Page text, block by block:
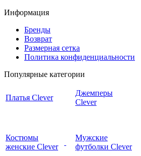
Информация
Бренды
Возврат
Размерная сетка
Политика конфиденциальности
Популярные категории
Платья Clever
Джемперы
Clever
Костюмы
женские Clever
Мужские
футболки Clever